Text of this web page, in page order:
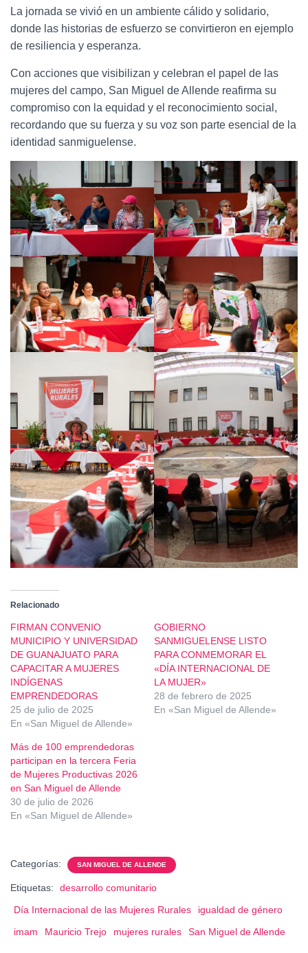
La jornada se vivió en un ambiente cálido y solidario,
donde las historias de esfuerzo se convirtieron en ejemplo
de resiliencia y esperanza.
Con acciones que visibilizan y celebran el papel de las
mujeres del campo, San Miguel de Allende reafirma su
compromiso con la equidad y el reconocimiento social,
recordando que su fuerza y su voz son parte esencial de la
identidad sanmiguelense.
Relacionado
FIRMAN CONVENIO
MUNICIPIO Y UNIVERSIDAD
DE GUANAJUATO PARA
CAPACITAR A MUJERES
INDÍGENAS
EMPRENDEDORAS
25 de julio de 2025
En «San Miguel de Allende»
GOBIERNO
SANMIGUELENSE LISTO
PARA CONMEMORAR EL
«DÍA INTERNACIONAL DE
LA MUJER»
28 de febrero de 2025
En «San Miguel de Allende»
Más de 100 emprendedoras
participan en la tercera Feria
de Mujeres Productivas 2026
en San Miguel de Allende
30 de julio de 2026
En «San Miguel de Allende»
Categorías: SAN MIGUEL DE ALLENDE
Etiquetas:
desarrollo comunitario
Día Internacional de las Mujeres Rurales
igualdad de género
imam
Mauricio Trejo mujeres rurales San Miguel de Allende